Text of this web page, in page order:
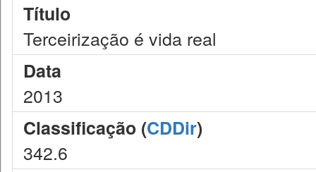
Título
Terceirização é vida real
Data
2013
Classificação (CDDir)
342.6